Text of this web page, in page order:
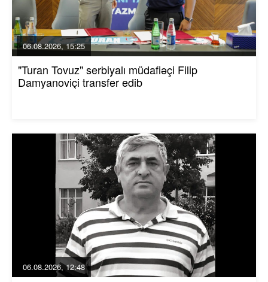
06.08.2026, 15:25
"Turan Tovuz" serbiyalı müdafiəçi Filip
Damyanoviçi transfer edib
06.08.2026, 12:48